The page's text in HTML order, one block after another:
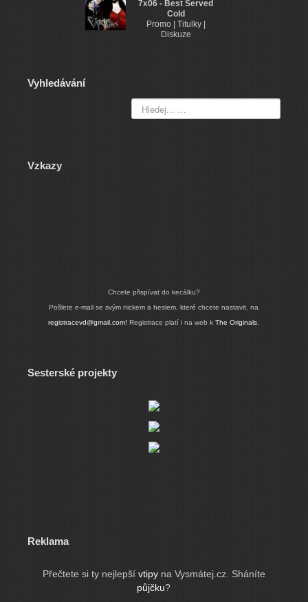
7x06 - Best Served
Cold
Promo | Titulky |
Diskuze
Vyhledávání
Vzkazy
Chcete přispívat do kecálku?
Pošlete e-mail se svým nickem a heslem, které chcete nastavit, na
registracevd@gmail.com! Registrace platí i na web kThe Originals
Sesterské projekty
Reklama
Přečtete si ty nejlepší vtipy na Vysmátej.cz. Sháníte
půjčku?